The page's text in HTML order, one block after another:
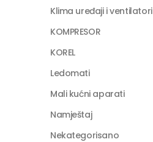
Klima uređaji i ventilatori
KOMPRESOR
KOREL
Ledomati
Mali kućni aparati
Namještaj
Nekategorisano